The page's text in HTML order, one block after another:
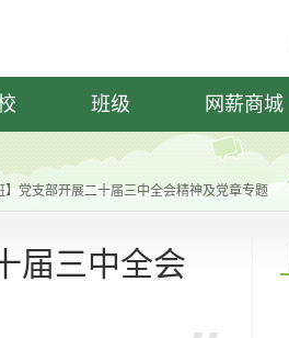
班级 网薪商城
】党支部开展二十届三中全会精神及党章专题
届三中全会